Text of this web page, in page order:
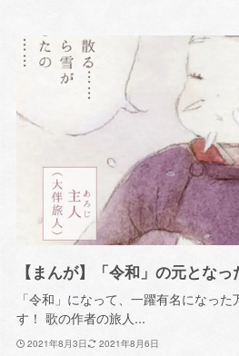
【まんが】「令和」の元となっ
「令和」になって、一躍有名になっ
す！ 歌の作者の旅人...
2021年8月3日 2021年8月6日